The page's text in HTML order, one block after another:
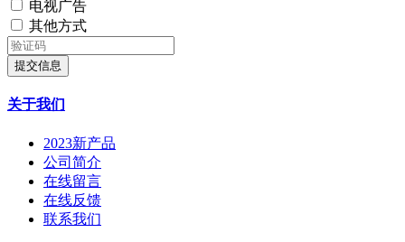
电视广告
其他方式
提交信息
关于我们
2023新产品
公司简介
在线留言
在线反馈
联系我们